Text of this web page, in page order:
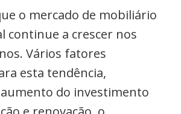
o mercado de mobiliário
continue a crescer nos
Vários fatores
esta tendência,
do investimento